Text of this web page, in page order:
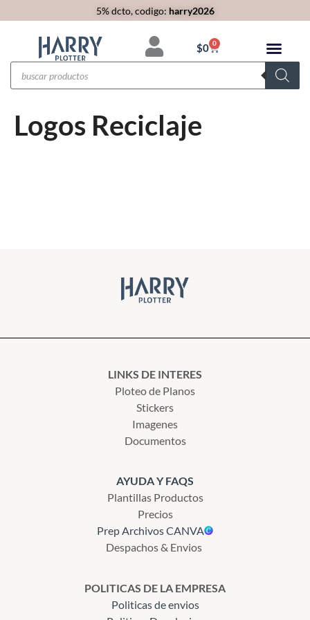
5% dcto, codigo: harry2026
$0 0
Logos Reciclaje
LINKS DE INTERES
Ploteo de Planos
Stickers
Imagenes
Documentos
AYUDA Y FAQS
Plantillas Productos
Precios
Prep Archivos CANVA
Despachos & Envios
POLITICAS DE LA EMPRESA
Politicas de envios